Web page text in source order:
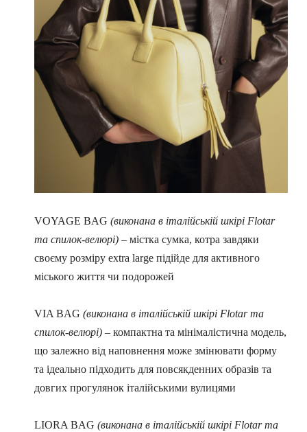
VOYAGE BAG (виконана в італійській шкірі Flotar
та спилок-велюрі) – містка сумка, котра завдяки
своєму розміру extra large підійде для активного
міського життя чи подорожей
VIA BAG (виконана в італійській шкірі Flotar та
спилок-велюрі) – компактна та мінімалістична модель,
що залежно від наповнення може змінювати форму
та ідеально підходить для повсякденних образів та
довгих прогулянок італійськими вулицями
LIORA BAG (виконана в італійській шкірі Flotar та